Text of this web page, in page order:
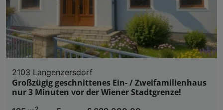
2103 Langenzersdorf
Großzügig geschnittenes Ein- / Zweifamilienhaus
nur 3 Minuten vor der Wiener Stadtgrenze!